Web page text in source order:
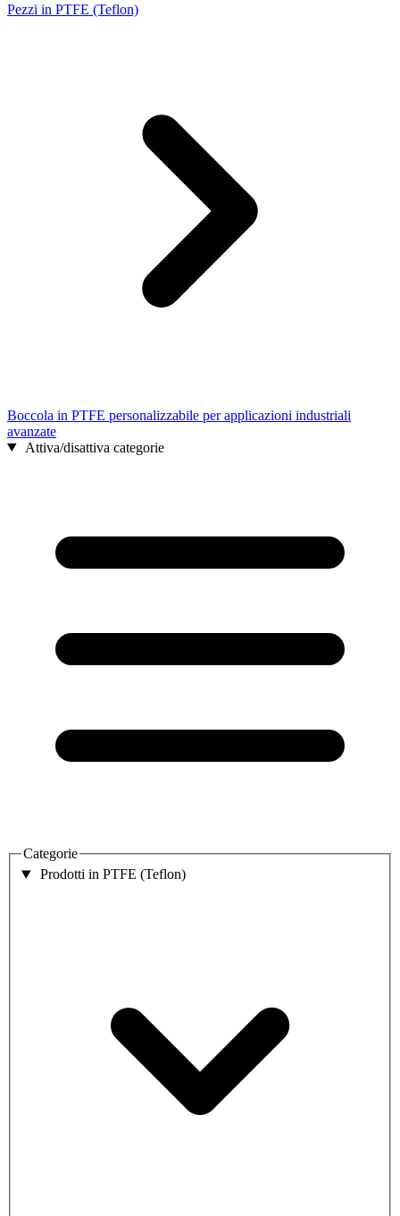
Pezzi in PTFE (Teflon)
Boccola in PTFE personalizzabile per applicazioni industriali
avanzate
Attiva/disattiva categorie
Categorie
Prodotti in PTFE (Teflon)